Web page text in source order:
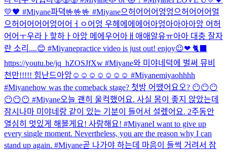
💛🖤 #Miyane파뎍🤟🤟🤟 #Miyane으허어어어엉엉으허어어어얼
으허어어어어엉어어ㅓㅇ어엉 우헤에에에어아엉아아아아앙 어허
어어ㅜ우라ㅏ핳하ㅏ아앙 메에우어아ㅐ애애알유ㅠ아아 대충 잘자
란 소리....😊 #Miyanepractice video is just out! enjoy😉❤ 🐈‍⬛
https://youtu.be/jq_hZOSJfXw #Miyane와 미야네덕에 벌써 뮤비
천만!!!!! 힘난드아앙☺☺☺☺☺☺☺ #Miyanemiyaohhhh
#Miyanehow was the comeback stage? 첫방 어땠어요오? 😶😶😶
😶😶😶 #Miyane오늘 괜히 울컥했어요. 사실 몸이 좋지 않았는데
잠시나마 미야네랑 같이 있는 기분이 들어서 설렜어요. 2주동안
열심히 멋있게 해볼게요! 사랑해요! #MiyaneI want to give up
every single moment. Nevertheless, you are the reason why I can
stand up again. #Miyane곧 나가야 하는데 마음이 들썩 거려서 잠